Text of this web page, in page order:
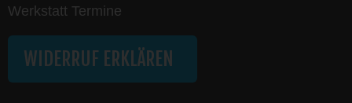
Werkstatt Termine
WIDERRUF ERKLÄREN